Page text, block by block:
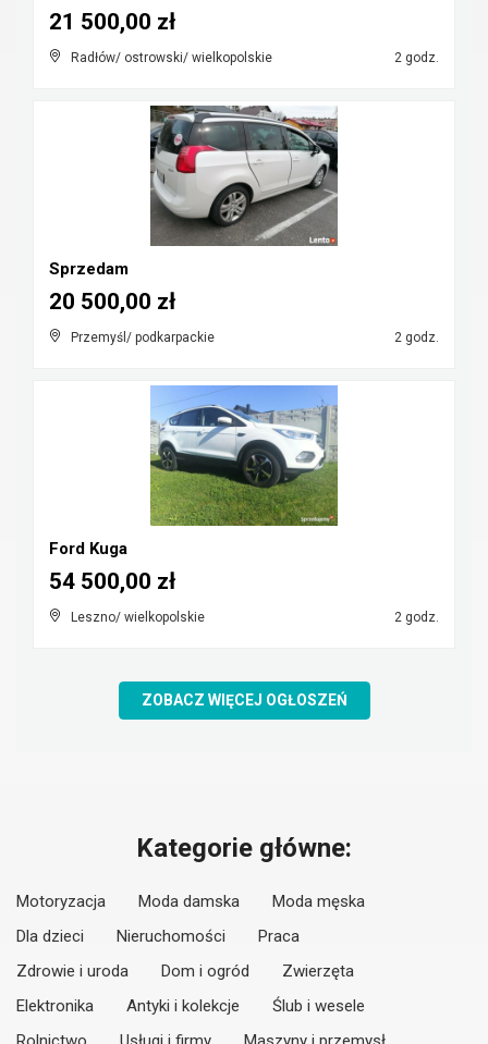
Radłów/ ostrowski/ wielkopolskie 2 godz.
21 500,00 zł
Sprzedam
Przemyśl/ podkarpackie 2 godz.
20 500,00 zł
Ford Kuga
Leszno/ wielkopolskie 2 godz.
54 500,00 zł
ZOBACZ WIĘCEJ OGŁOSZEŃ
Kategorie główne:
Motoryzacja Moda damska
Moda męska
Dla dzieci
Nieruchomości
Praca
Zdrowie i uroda
Dom i ogród
Zwierzęta
Elektronika
Antyki i kolekcje
Ślub i wesele